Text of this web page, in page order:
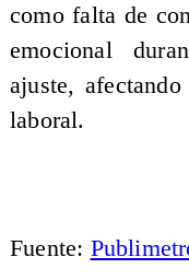
como falta de
emocional
ajuste,
laboral.
Fuente: